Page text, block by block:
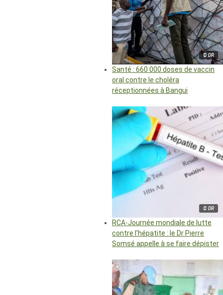
© DR
Santé : 660 000 doses de vaccin
oral contre le choléra
réceptionnées à Bangui
© DR
RCA-Journée mondiale de lutte
contre l’hépatite : le Dr Pierre
Somsé appelle à se faire dépister